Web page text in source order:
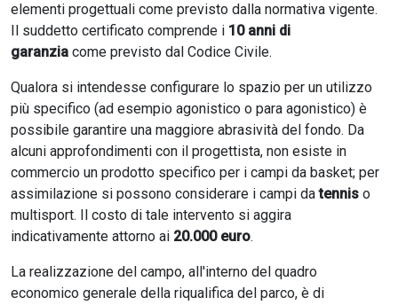
elementi progettuali come previsto dalla normativa vigente.
Il suddetto certificato comprende i 10 anni di
garanzia come previsto dal Codice Civile.
Qualora si intendesse configurare lo spazio per un utilizzo
più specifico (ad esempio agonistico o para agonistico) è
possibile garantire una maggiore abrasività del fondo. Da
alcuni approfondimenti con il progettista, non esiste in
commercio un prodotto specifico per i campi da basket; per
assimilazione si possono considerare i campi datennis o
multisport. Il costo di tale intervento si aggira
indicativamente attorno ai 20.000 euro.
La realizzazione del campo, all'interno del quadro
economico generale della riqualifica del parco, è di